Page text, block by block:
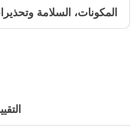
المكونات، السلامة